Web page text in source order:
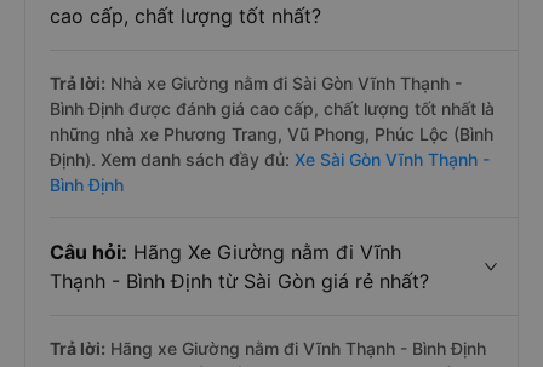
cao cấp, chất lượng tốt nhất?
Trả lời: Nhà xe Giường nằm đi Sài Gòn Vĩnh Thạnh -
Bình Định được đánh giá cao cấp, chất lượng tốt nhất là
những nhà xe Phương Trang, Vũ Phong, Phúc Lộc (Bình
Định). Xem danh sách đầy đủ: Xe Sài Gòn Vĩnh Thạnh -
Bình Định
Câu hỏi: Hãng Xe Giường nằm đi Vĩnh
Thạnh - Bình Định từ Sài Gòn giá rẻ nhất?
Trả lời: Hãng xe Giường nằm đi Vĩnh Thạnh - Bình Định